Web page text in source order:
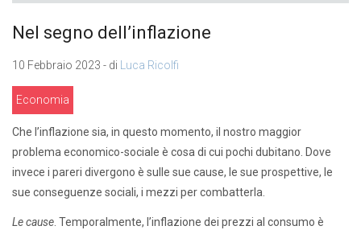
Nel segno dell’inflazione
10 Febbraio 2023 - di Luca Ricolfi
Economia
Che l’inflazione sia, in questo momento, il nostro maggior
problema economico-sociale è cosa di cui pochi dubitano. Dove
invece i pareri divergono è sulle sue cause, le sue prospettive, le
sue conseguenze sociali, i mezzi per combatterla.
Le cause. Temporalmente, l’inflazione dei prezzi al consumo è